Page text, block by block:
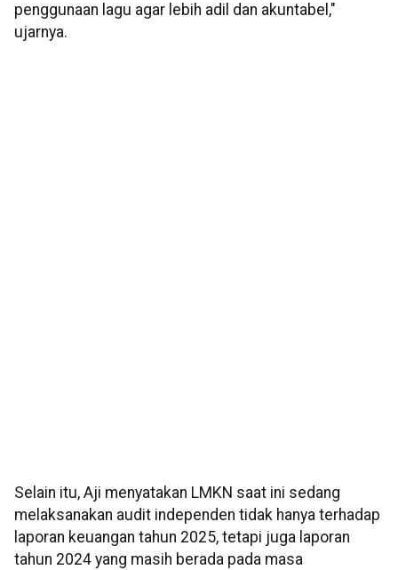
penggunaan lagu agar lebih adil dan akuntabel,"
ujarnya.
Selain itu, Aji menyatakan LMKN saat ini sedang
melaksanakan audit independen tidak hanya terhadap
laporan keuangan tahun 2025, tetapi juga laporan
tahun 2024 yang masih berada pada masa